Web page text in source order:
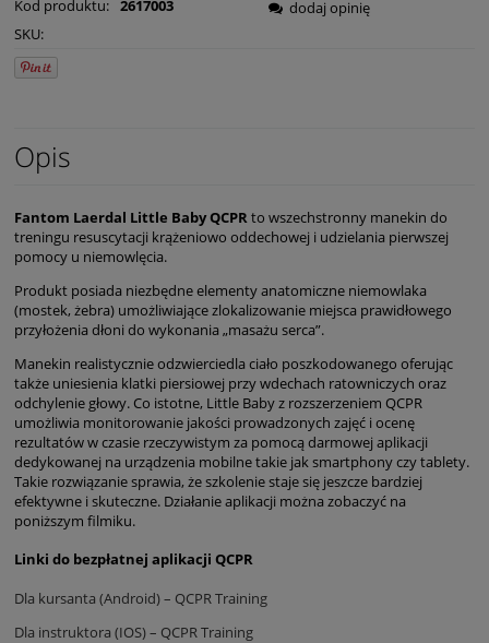
Kod produktu: 2617003
SKU:
dodaj opinię
Opis
Fantom Laerdal Little Baby QCPRto wszechstronny manekin do
treningu resuscytacji krążeniowo oddechowej i udzielania pierwszej
pomocy u niemowlęcia.
Produkt posiada niezbędne elementy anatomiczne niemowlaka
(mostek, żebra) umożliwiające zlokalizowanie miejsca prawidłowego
przyłożenia dłoni do wykonania „masażu serca”.
Manekin realistycznie odzwierciedla ciało poszkodowanego oferując
także uniesienia klatki piersiowej przy wdechach ratowniczych oraz
odchylenie głowy. Co istotne, Little Baby z rozszerzeniem QCPR
umożliwia monitorowanie jakości prowadzonych zajęć i ocenę
rezultatów w czasie rzeczywistym za pomocą darmowej aplikacji
dedykowanej na urządzenia mobilne takie jak smartphony czy tablety.
Takie rozwiązanie sprawia, że szkolenie staje się jeszcze bardziej
efektywne i skuteczne. Działanie aplikacji można zobaczyć na
poniższym filmiku.
Linki do bezpłatnej aplikacji QCPR
Dla kursanta (Android) – QCPR Training
Dla instruktora (IOS) – QCPR Training